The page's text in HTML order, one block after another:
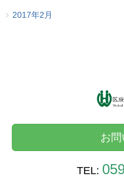
2017年2月
お
TEL: